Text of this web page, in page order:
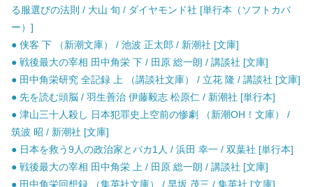
る服選びの法則 / 大山 旬 / ダイヤモンド社 [単行本（ソフトカバ
ー）]
● 侠客 下 （新潮文庫） / 池波 正太郎 / 新潮社 [文庫]
● 戦後最大の宰相 田中角栄 下 / 田原 総一朗 / 講談社 [文庫]
● 田中角栄研究 全記録 上 （講談社文庫） / 立花 隆 / 講談社 [文庫]
● 先を読む頭脳 / 羽生善治 伊藤毅志 松原仁 / 新潮社 [単行本]
● 津山三十人殺し 日本犯罪史上空前の惨劇 （新潮OH！文庫） /
筑波 昭 / 新潮社 [文庫]
● 日本を救う9人の政治家とバカ1人 / 浜田 幸一 / 双葉社 [単行本]
● 戦後最大の宰相 田中角栄 上 / 田原 総一朗 / 講談社 [文庫]
● 田中角栄回想録 （集英社文庫） / 早坂 茂三 / 集英社 [文庫]